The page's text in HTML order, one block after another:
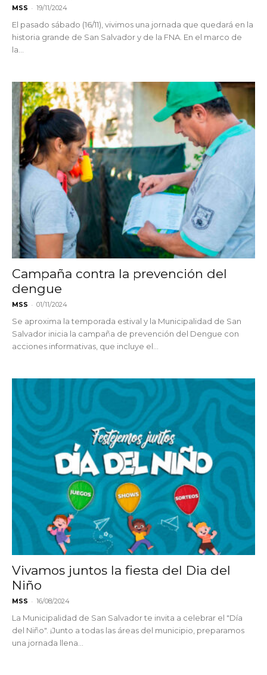
MSS - 19/11/2024
El pasado sábado (16/11), vivimos una jornada que quedará en la
historia grande de San Salvador y de la FNA. En el marco de
la...
Campaña contra la prevención del
dengue
MSS - 01/11/2024
Se aproxima la temporada estival y la Municipalidad de San
Salvador inicia la campaña de prevención del Dengue con
acciones informativas, que incluye el...
Vivamos juntos la fiesta del Dia del
Niño
MSS - 16/08/2024
La Municipalidad de San Salvador te invita a celebrar el "Día
del Niño". ¡Junto a todas las áreas del municipio, preparamos
una jornada llena...